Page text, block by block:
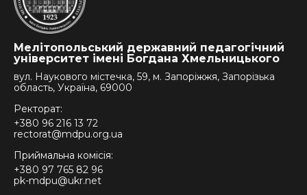
Мелітопольський державний педагогічний
університет імені Богдана Хмельницького
вул. Наукового містечка, 59, м. Запоріжжя, Запорізька
область, Україна, 69000
Ректорат:
+380 96 216 13 72
rectorat@mdpu.org.ua
Приймальна комісія:
+380 97 765 82 96
pk-mdpu@ukr.net